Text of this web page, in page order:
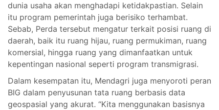
dunia usaha akan menghadapi ketidakpastian. Selain
itu program pemerintah juga berisiko terhambat.
Sebab, Perda tersebut mengatur terkait posisi ruang di
daerah, baik itu ruang hijau, ruang permukiman, ruang
komersial, hingga ruang yang dimanfaatkan untuk
kepentingan nasional seperti program transmigrasi.
Dalam kesempatan itu, Mendagri juga menyoroti peran
BIG dalam penyusunan tata ruang berbasis data
geospasial yang akurat. “Kita menggunakan basisnya